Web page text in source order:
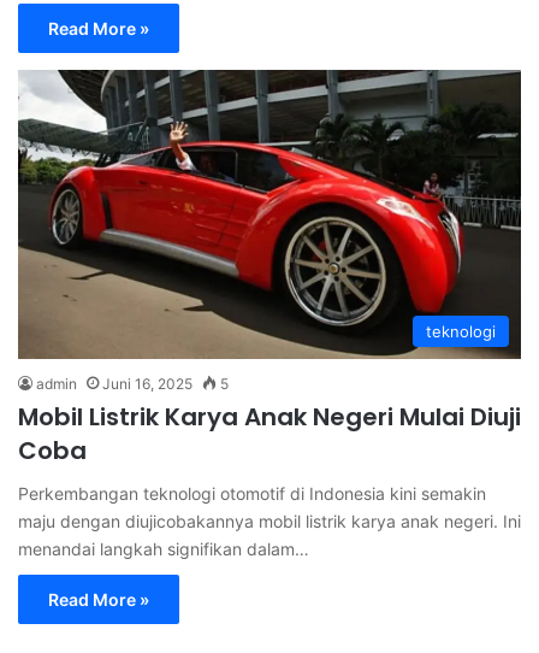
Read More »
teknologi
admin Juni 16, 2025 5
Mobil Listrik Karya Anak Negeri Mulai Diuji
Coba
Perkembangan teknologi otomotif di Indonesia kini semakin
maju dengan diujicobakannya mobil listrik karya anak negeri. Ini
menandai langkah signifikan dalam…
Read More »